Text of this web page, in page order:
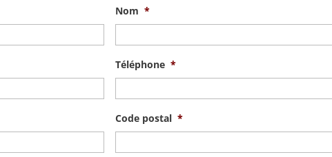
Nom *
Téléphone *
Code postal *